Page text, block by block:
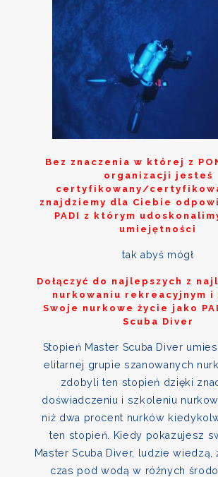
Bez znaczenia w której z
organizacji jesteś
certyfikowany/
znajdziemy dla Ciebie
PADI z którym
umiejętności
tak abyś mógł
Dołączyć do najlepszych z
nurkowaniu rekreacyjnym i
Swoje nurkowe życie jako
Scuba Diver
Stopień Master Scuba Diver
elitarnej grupie szanowanych
zdobyli ten stopień dzięki
doświadczeniu i szkoleniu
niż dwa procent nurków
ten stopień. Kiedy pokazujesz
Master Scuba Diver, ludzie wiedzą,
czas pod wodą w różnych